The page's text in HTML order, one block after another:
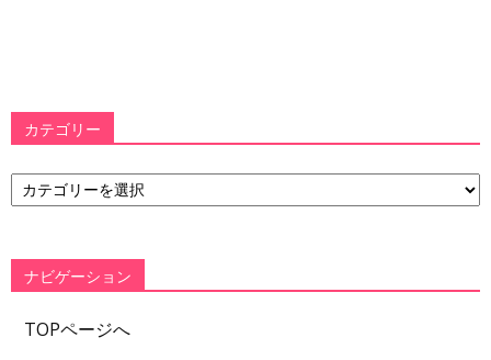
カテゴリー
カ
テ
ー
ナビゲーション
TOPページへ